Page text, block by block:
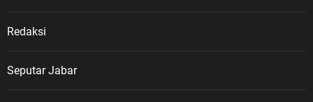
Redaksi
Seputar Jabar